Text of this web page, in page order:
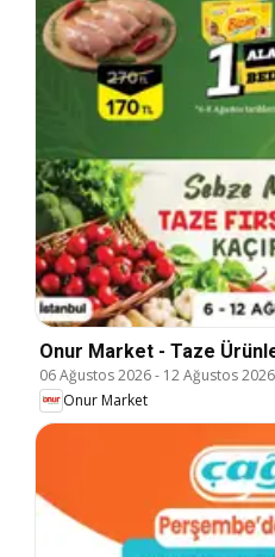
Onur Market - Taze
06 Ağustos 2026- 12 Ağustos 2026
Onur Market